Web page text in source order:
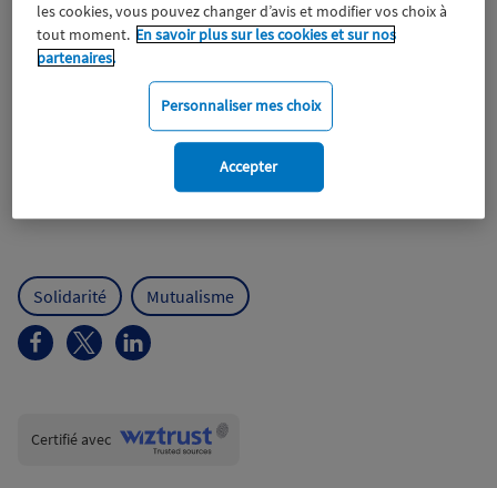
Solidarité Mutualisme
Certifié avecWiztrust
trusted
les cookies, vous pouvez changer d’avis et modifier vos choix à
tout moment. En savoir plus sur les cookies et sur nos
partenaires.
Personnaliser mes choix
Accepter